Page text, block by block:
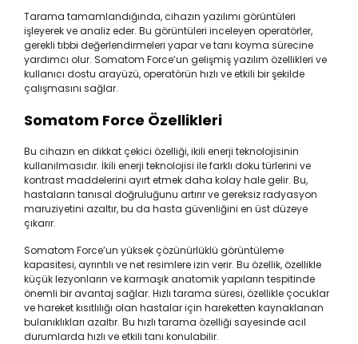
Tarama tamamlandığında, cihazın yazılımı görüntüleri
işleyerek ve analiz eder. Bu görüntüleri inceleyen operatörler,
gerekli tıbbi değerlendirmeleri yapar ve tanı koyma sürecine
yardımcı olur. Somatom Force’un gelişmiş yazılım özellikleri ve
kullanıcı dostu arayüzü, operatörün hızlı ve etkili bir şekilde
çalışmasını sağlar.
Somatom Force Özellikleri
Bu cihazın en dikkat çekici özelliği, ikili enerji teknolojisinin
kullanılmasıdır. İkili enerji teknolojisi ile farklı doku türlerini ve
kontrast maddelerini ayırt etmek daha kolay hale gelir. Bu,
hastaların tanısal doğruluğunu artırır ve gereksiz radyasyon
maruziyetini azaltır, bu da hasta güvenliğini en üst düzeye
çıkarır.
Somatom Force’un yüksek çözünürlüklü görüntüleme
kapasitesi, ayrıntılı ve net resimlere izin verir. Bu özellik, özellikle
küçük lezyonların ve karmaşık anatomik yapıların tespitinde
önemli bir avantaj sağlar. Hızlı tarama süresi, özellikle çocuklar
ve hareket kısıtlılığı olan hastalar için hareketten kaynaklanan
bulanıklıkları azaltır. Bu hızlı tarama özelliği sayesinde acil
durumlarda hızlı ve etkili tanı konulabilir.